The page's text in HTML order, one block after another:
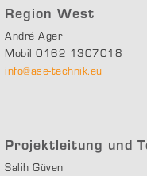
Region West
André Ager
Mobil 0162 1307018
info@ase-technik.eu
Projektleitung und
Salih Güven